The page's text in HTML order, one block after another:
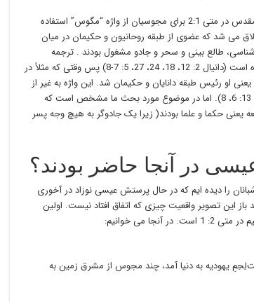
در مورد هویت این مجوسیان هم، در اصل یونانی کتاب مقدس در متی 2:1 برای مجوسیان از واژه “مگوس” استفاده
می شد که عضوی از طبقه روحانیون و حکیمان در میان
شناسی، طالع بینی و سحر و جادو مشغول بودند . ترجمه
باستانی عهد عتیق در کتاب دانیال همین واژه را به کار برده است (دانیال 2: 12، 18، 24، 27، 5: 7-8) پس وقتی که مثلاً در
شد یعنی او رئیس طبقه دانایان و حکیمان شد. این واژه به غیر از
این معنا، معنای جادوگر و یا ساحر را هم می دهد ( اعمال 13: 6، 8). اما در موضوع مورد بحث ما مشخص است که
حکما و علما بودند( زیرا یک جادوگر به هیچ وجه پسر
در آنجا حاضر بودند؟
را دیده ایم که در حال پرستش عیسی نوزاد در آخوری
این تصویر واقعیت چیزی که اتفاق افتاد نیست. اولین
می خوانیم:
يهوديه به دنيا آمد، چند مجوس از مشرق زمين به